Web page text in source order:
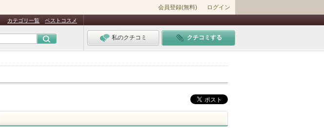
会員登録(無料) ログイン
カテゴリ一覧 ベストコスメ
私のクチコミ クチコミする